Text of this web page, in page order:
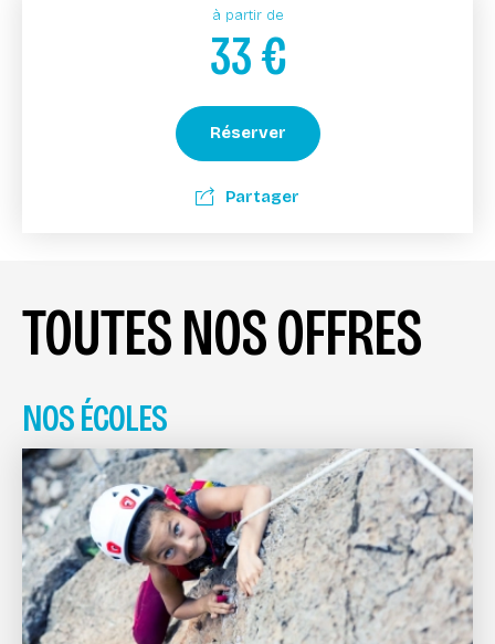
à partir de
33€
Réserver
Partager
TOUTES NOS OFFRES
NOS ÉCOLES